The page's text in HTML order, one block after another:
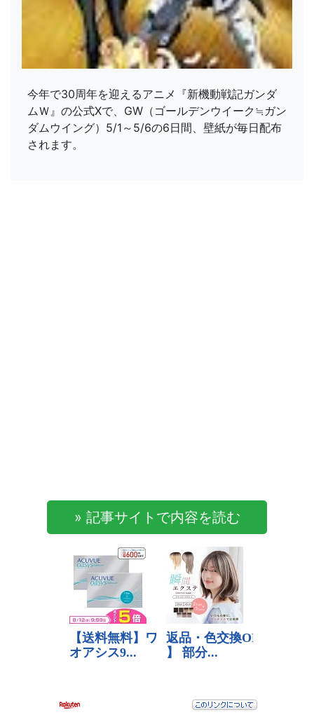
今年で30周年を迎えるアニメ『新機動戦記ガンダ
ムＷ』の公式Xで、GW（ゴールデンウイーク≒ガン
ダムウイング）5/1～5/6の6日間、壁紙が毎日配布
されます。
» 記事サイトで内容を読む